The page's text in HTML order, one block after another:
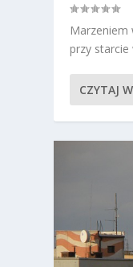
Marzeniem
przy starcie
CZYTAJ